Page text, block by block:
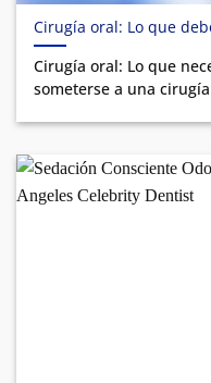
Cirugía oral: Lo que
Cirugía oral: Lo que
someterse a una